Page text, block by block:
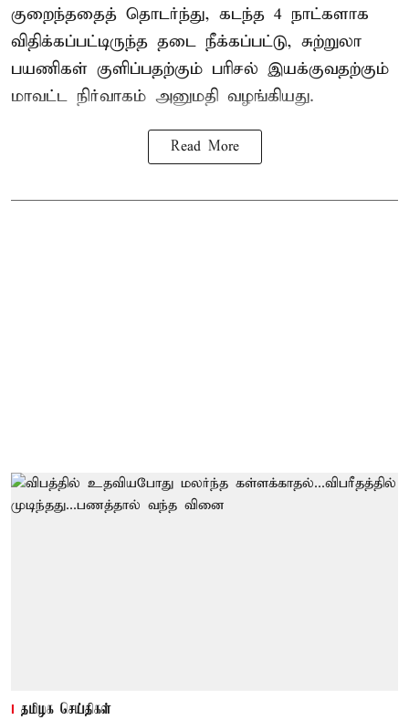
குறைந்ததைத் தொடர்ந்து, கடந்த 4 நாட்களாக
விதிக்கப்பட்டிருந்த தடை நீக்கப்பட்டு, சுற்றுலா
பயணிகள் குளிப்பதற்கும் பரிசல் இயக்குவதற்கும்
மாவட்ட நிர்வாகம் அனுமதி வழங்கியது.
Read More
தமிழக செய்திகள்